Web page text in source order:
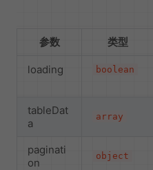
参数 类型
loading boolean
tableDat
a
array
paginati
on
object